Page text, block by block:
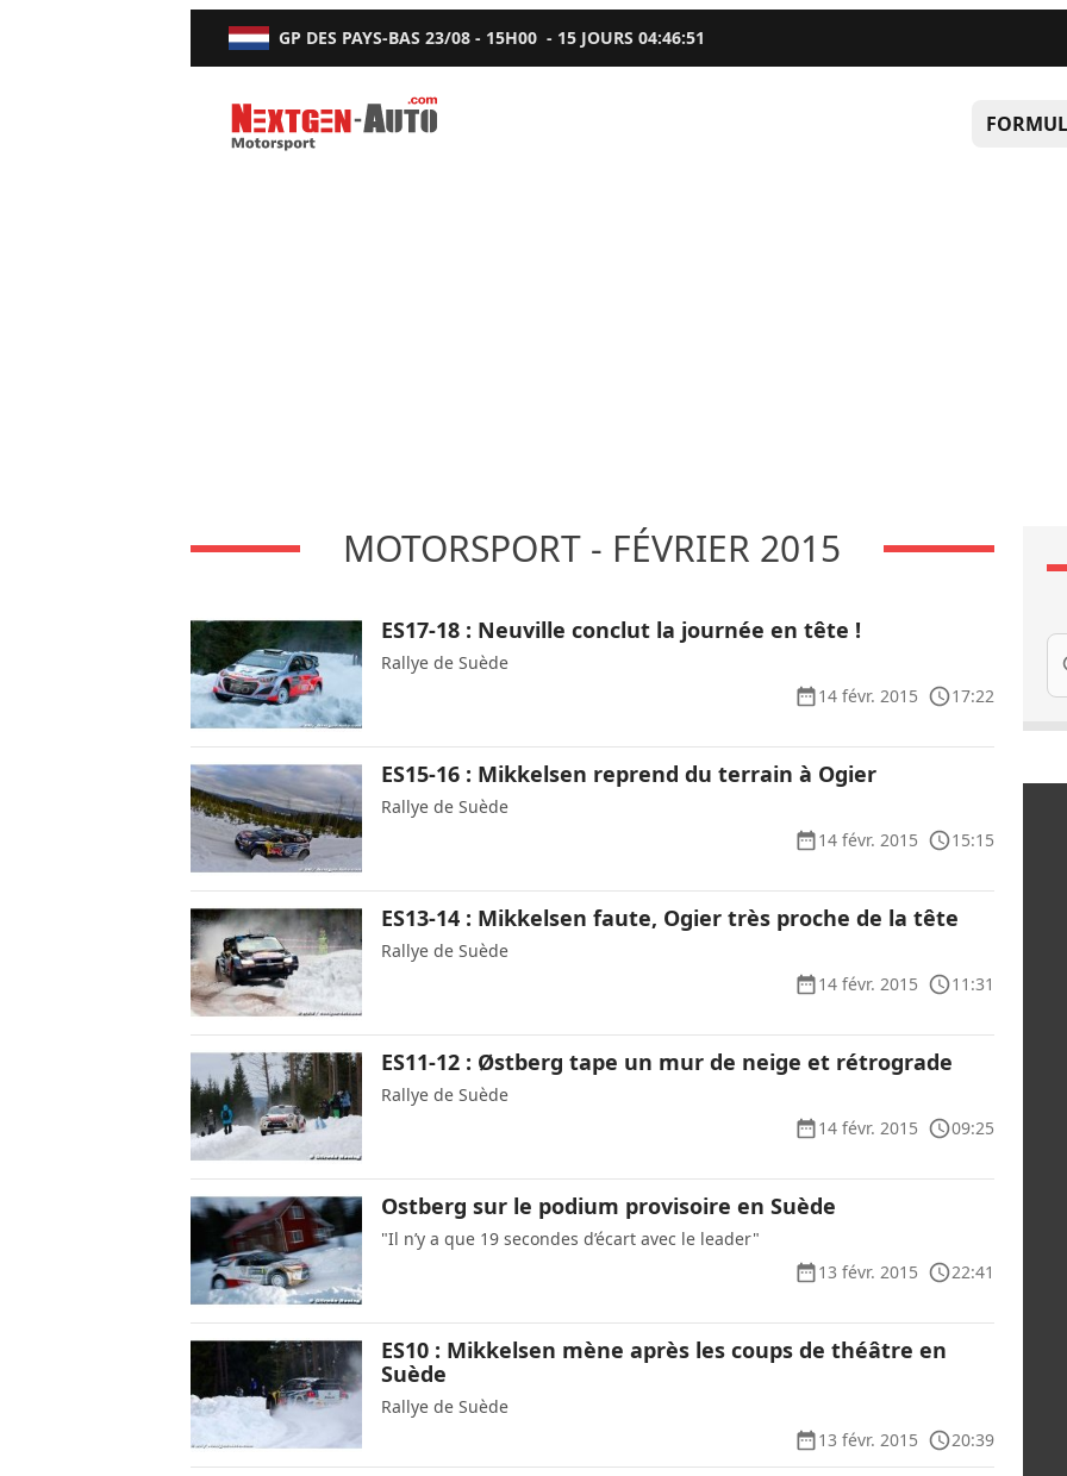
GP DES PAYS-BAS 23/08 - 15H00 - 15 JOURS04:46:50
Nextgen-Auto.com
MOTORSPORT - FÉVRIER 2015
ES17-18 : Neuville conclut la journée en tête !
Rallye de Suède
14 févr. 2015
17:22
ES15-16 : Mikkelsen reprend du terrain à Ogier
Rallye de Suède
14 févr. 2015
15:15
ES13-14 : Mikkelsen faute, Ogier très proche de la tête
Rallye de Suède
14 févr. 2015
11:31
ES11-12 : Østberg tape un mur de neige et rétrograde
Rallye de Suède
14 févr. 2015
09:25
Ostberg sur le podium provisoire en Suède
"Il n’y a que 19 secondes d’écart avec le leader"
13 févr. 2015
22:41
ES10 : Mikkelsen mène après les coups de théâtre en
Suède
Rallye de Suède
13 févr. 2015
20:39